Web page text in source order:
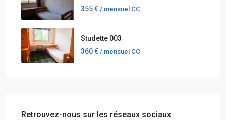
355 € / mensuel CC
Studette 003
360 € / mensuel CC
Retrouvez-nous sur les réseaux sociaux